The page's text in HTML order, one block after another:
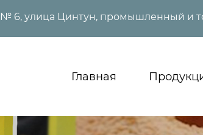
№ 6, улица Цинтун, промышленный и
Главная